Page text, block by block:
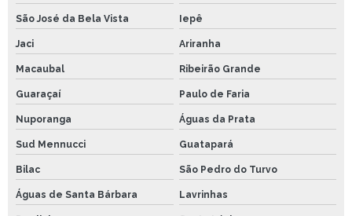
São José da Bela Vista Iepê
Jaci Ariranha
Macaubal Ribeirão Grande
Guaraçaí Paulo de Faria
Nuporanga Águas da Prata
Sud Mennucci Guatapará
Bilac São Pedro do Turvo
Águas de Santa Bárbara Lavrinhas